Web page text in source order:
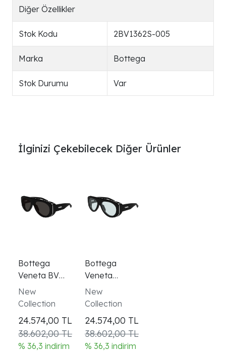
Diğer Özellikler
Stok Kodu 2BV1362S-005
Marka Bottega
Stok Durumu Var
İlginizi Çekebilecek Diğer Ürünler
Bottega
Veneta BV
1362S 001
Kadın Güneş
New
Collection
24.574,00 TL
38.602,00 TL
% 36,3 indirim
Bottega
Veneta
BV1362S 004
Siyah Açık
Güneş
Gözlüğü
New
Collection
24.574,00 TL
38.602,00 TL
% 36,3 indirim